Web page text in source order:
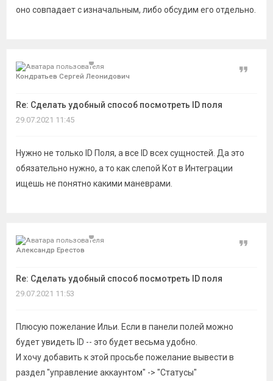
оно совпадает с изначальным, либо обсудим его отдельно.
Кондратьев Сергей Леонидович
Re: Сделать удобный способ посмотреть ID поля
Цитата
29.07.2021 11:45
Нужно не только ID Поля, а все ID всех сущностей. Да это
обязательно нужно, а то как слепой Кот в Интеграции
ищешь не понятно какими маневрами.
Александр Ерестов
Re: Сделать удобный способ посмотреть ID поля
Цитата
29.07.2021 11:53
Плюсую пожелание Ильи. Если в панели полей можно
будет увидеть ID -- это будет весьма удобно.
И хочу добавить к этой просьбе пожелание вывести в
раздел "управление аккаунтом" -> "Статусы"